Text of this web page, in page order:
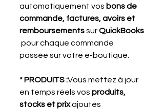
automatiquement vos bons de
commande, factures, avoirs et
remboursements sur QuickBooks
pour chaque commande
passée sur votre e-boutique.
* PRODUITS :Vous mettez à jour
en temps réels vos produits,
stocks et prix ajoutés